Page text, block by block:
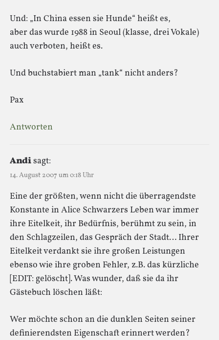
Und: „In China essen sie Hunde“ heißt es,
aber das wurde 1988 in Seoul (klasse, drei Vokale)
auch verboten, heißt es.
Und buchstabiert man „tank“ nicht anders?
Pax
Antworten
Andisagt:
14. August 2007 um 0:18 Uhr
Eine der größten, wenn nicht die überragendste
Konstante in Alice Schwarzers Leben war immer
ihre Eitelkeit, ihr Bedürfnis, berühmt zu sein, in
den Schlagzeilen, das Gespräch der Stadt… Ihrer
Eitelkeit verdankt sie ihre großen Leistungen
ebenso wie ihre groben Fehler, z.B. das kürzliche
[EDIT: gelöscht]. Was wunder, daß sie da ihr
Gästebuch löschen läßt:
Wer möchte schon an die dunklen Seiten seiner
definierendsten Eigenschaft erinnert werden?